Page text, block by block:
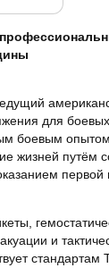
для
боевым
жизней путём
и
стандартам